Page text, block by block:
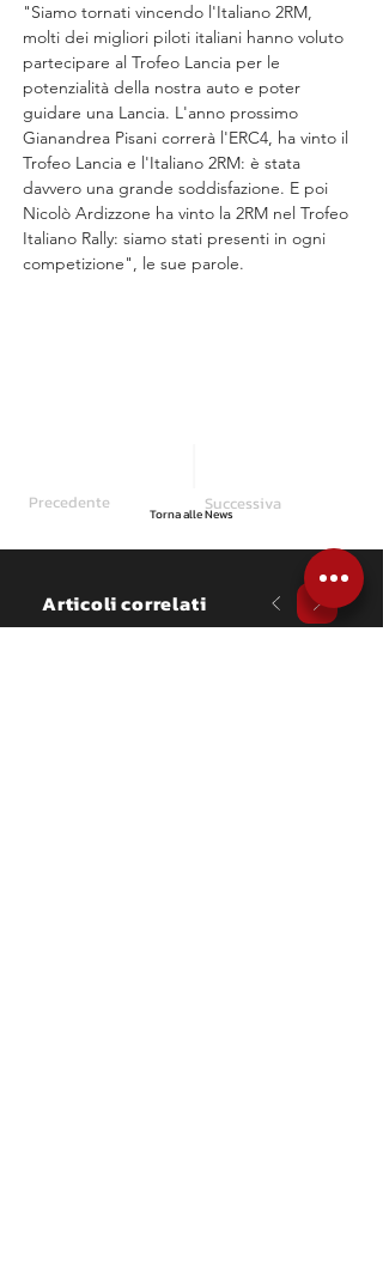
"Siamo tornati vincendo l'Italiano 2RM,
molti dei migliori piloti italiani hanno voluto
partecipare al Trofeo Lancia per le
potenzialità della nostra auto e poter
guidare una Lancia. L'anno prossimo
Gianandrea Pisani correrà l'ERC4, ha vinto il
Trofeo Lancia e l'Italiano 2RM: è stata
davvero una grande soddisfazione. E poi
Nicolò Ardizzone ha vinto la 2RM nel Trofeo
Italiano Rally: siamo stati presenti in ogni
competizione", le sue parole.
Precedente Successiva
Torna alle News
Articoli correlati